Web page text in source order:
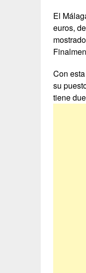
El
euros,
Con
su
tiene